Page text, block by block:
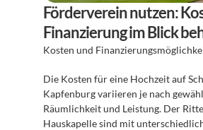
Förderverein nutzen:
Finanzierung im Blick
Kosten und
Die Kosten für eine Hochzeit auf
Kapfenburg variieren je nach
Räumlichkeit und Leistung. Der
Hauskapelle sind mit